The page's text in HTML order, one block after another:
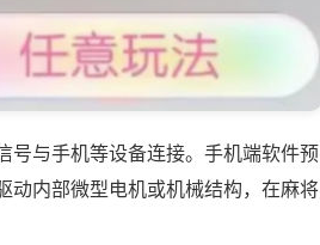
号与手机等设备连接。手机端软件预
动内部微型电机或机械结构，在麻将